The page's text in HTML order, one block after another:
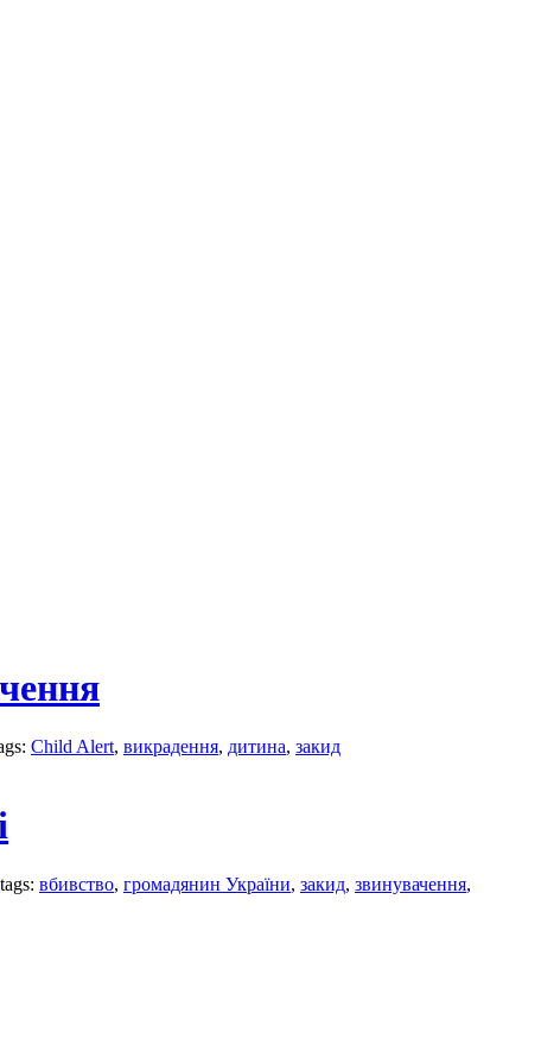
Child Alert, викрадення, дитина, закид
tags: вбивство, громадянин України, закид, звинувачення,